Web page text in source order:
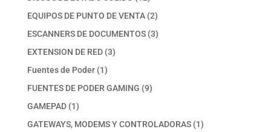
productos
EQUIPOS DE PUNTO DE VENTA 22
productos
ESCANNERS DE DOCUMENTOS 33
EXTENSION DE RED 33
Fuentes de Poder 11
producto
FUENTES DE PODER GAMING 99
GAMEPAD 11
producto
GATEWAYS, MODEMS Y CONTROLADORAS 11